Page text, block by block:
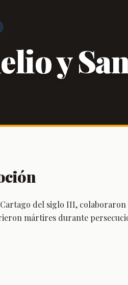
y
del siglo III,
mártires durante